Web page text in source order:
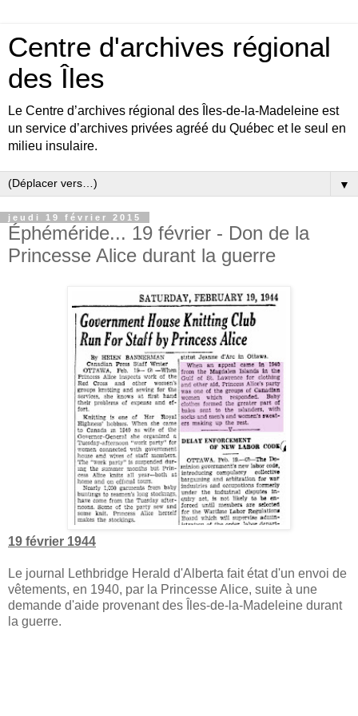
Centre d'archives régional
des Îles
Le Centre d’archives régional des Îles-de-la-Madeleine est
un service d’archives privées agréé du Québec et le seul en
milieu insulaire.
▼
jeudi 19 février 2015
Éphéméride... 19 février - Don de la
Princesse Alice durant la guerre
19 février 1944
Le journal Lethbridge Herald d'Alberta fait état d'un envoi de
vêtements, en 1940, par la Princesse Alice, suite à une
demande d'aide provenant des Îles-de-la-Madeleine durant
la guerre.